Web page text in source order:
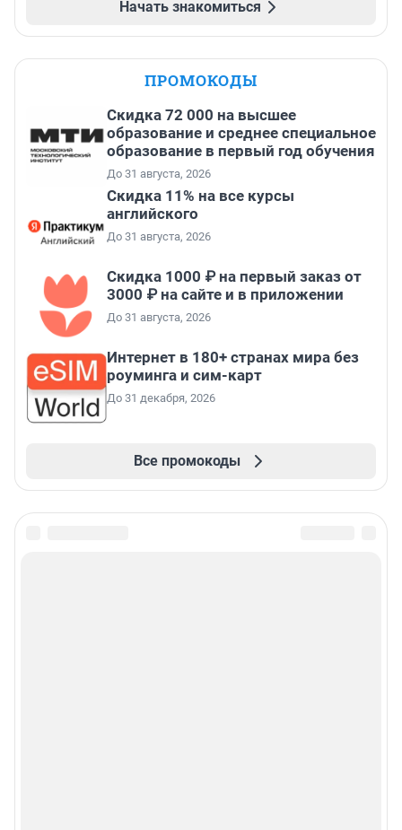
Начать знакомиться
ПРОМОКОДЫ
Скидка 72 000 на высшее
образование и среднее специальное
образование в первый год обучения
До 31 августа, 2026
Скидка 11% на все курсы
английского
До 31 августа, 2026
Скидка 1000 ₽ на первый заказ от
3000 ₽ на сайте и в приложении
До 31 августа, 2026
Интернет в 180+ странах мира без
роуминга и сим-карт
До 31 декабря, 2026
Все промокоды